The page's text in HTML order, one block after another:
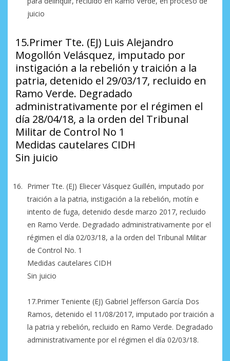
juicio
15.Primer Tte. (EJ) Luis Alejandro
Mogollón Velásquez, imputado por
instigación a la rebelión y traición a la
patria, detenido el 29/03/17, recluido en
Ramo Verde. Degradado
administrativamente por el régimen el
día 28/04/18, a la orden del Tribunal
Militar de Control No 1
Medidas cautelares CIDH
Sin juicio
Primer Tte. (EJ) Eliecer Vásquez Guillén, imputado por
traición a la patria, instigación a la rebelión, motín e
intento de fuga, detenido desde marzo 2017, recluido
en Ramo Verde. Degradado administrativamente por el
régimen el día 02/03/18, a la orden del Tribunal Militar
de Control No. 1
Medidas cautelares CIDH
Sin juicio
17.Primer Teniente (EJ) Gabriel Jefferson García Dos
Ramos, detenido el 11/08/2017, imputado por traición a
la patria y rebelión, recluido en Ramo Verde. Degradado
administrativamente por el régimen el día 02/03/18.